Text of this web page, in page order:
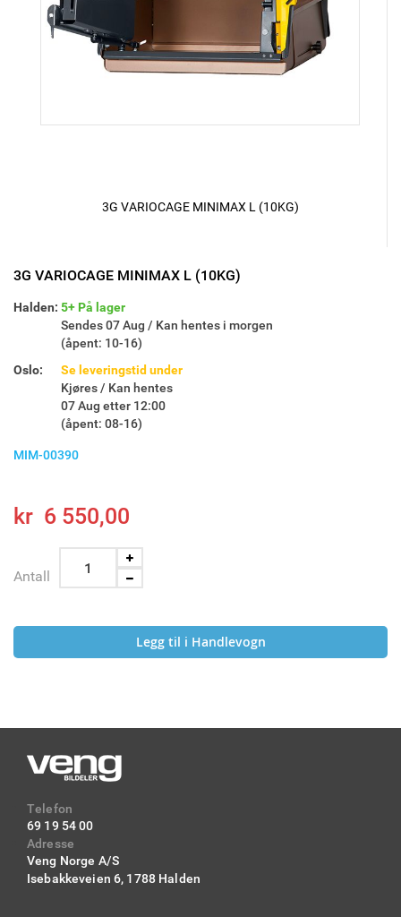
3G VARIOCAGE MINIMAX L (10KG)
Halden: 5+ På lager
Sendes 07 Aug / Kan hentes i morgen
(åpent: 10-16)
Oslo:
Se leveringstid under
Kjøres / Kan hentes
07 Aug etter 12:00
(åpent: 08-16)
MIM-00390
kr 6 550,00
Antall
Legg til i Handlevogn
3G VARIOCAGE MINIMAX L (10KG)
Telefon
69 19 54 00
Adresse
Veng Norge A/S
Isebakkeveien 6, 1788 Halden